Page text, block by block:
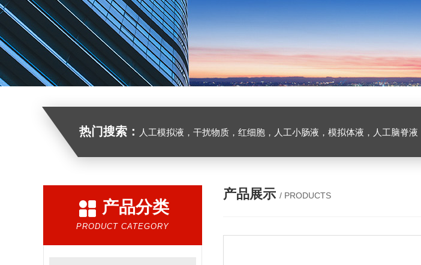
热门搜索： 人工模拟液，干扰物质，红细胞，人工小肠液，模拟体液，人工脑脊液
产品分类
PRODUCT CATEGORY
产品展示 / PRODUCTS